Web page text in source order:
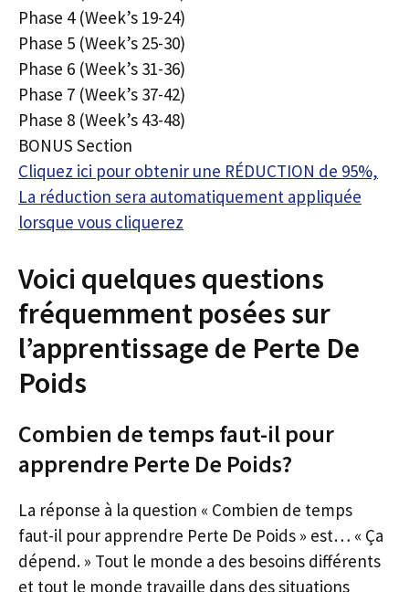
Phase 4 (Week’s 19-24)
Phase 5 (Week’s 25-30)
Phase 6 (Week’s 31-36)
Phase 7 (Week’s 37-42)
Phase 8 (Week’s 43-48)
BONUS Section
Cliquez ici pour obtenir une RÉDUCTION de 95%,
La réduction sera automatiquement appliquée
lorsque vous cliquerez
Voici quelques questions
fréquemment posées sur
l’apprentissage de Perte De
Poids
Combien de temps faut-il pour
apprendre Perte De Poids?
La réponse à la question « Combien de temps
faut-il pour apprendre Perte De Poids » est… « Ça
dépend. » Tout le monde a des besoins différents
et tout le monde travaille dans des situations